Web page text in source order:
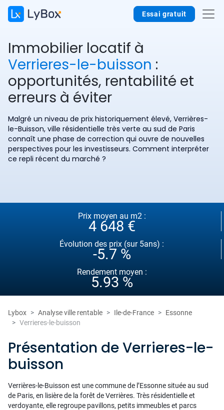
Essai gratuit
Immobilier locatif à
Verrieres-le-buisson :
opportunités, rentabilité et
erreurs à éviter
Malgré un niveau de prix historiquement élevé, Verrières-
le-Buisson, ville résidentielle très verte au sud de Paris
connaît une phase de correction qui ouvre de nouvelles
perspectives pour les investisseurs. Comment interpréter
ce repli récent du marché ?
Prix moyen au m2 :
4 648 €
Évolution des prix (sur 5ans) :
-5.7 %
Rendement moyen :
5.93 %
Lybox Analyse ville rentable Ile-de-France
Essonne
Verrieres-le-buisson
Présentation de Verrieres-le-
buisson
Verrières-le-Buisson est une commune de l’Essonne située au sud
de Paris, en lisière de la forêt de Verrières. Très résidentielle et
verdoyante, elle regroupe pavillons, petits immeubles et parcs